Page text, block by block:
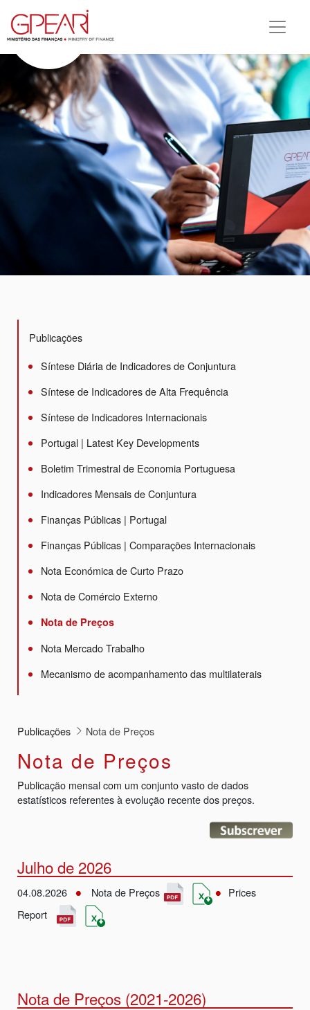
Publicações
Síntese Diária de Indicadores de Conjuntura
Síntese de Indicadores de Alta Frequência
Síntese de Indicadores Internacionais
Portugal | Latest Key Developments
Boletim Trimestral de Economia Portuguesa
Indicadores Mensais de Conjuntura
Finanças Públicas | Portugal
Finanças Públicas | Comparações Internacionais
Nota Económica de Curto Prazo
Nota de Comércio Externo
Nota de Preços
Nota Mercado Trabalho
Mecanismo de acompanhamento das multilaterais
Publicações Nota de Preços
Nota de Preços
Publicação mensal com um conjunto vasto de dados
estatísticos referentes à evolução recente dos preços.
Julho de 2026
04.08.2026 Nota de Preços
Prices
Report
Nota de Preços (2021-2026)